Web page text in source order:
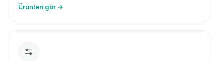
Ürünleri gör →